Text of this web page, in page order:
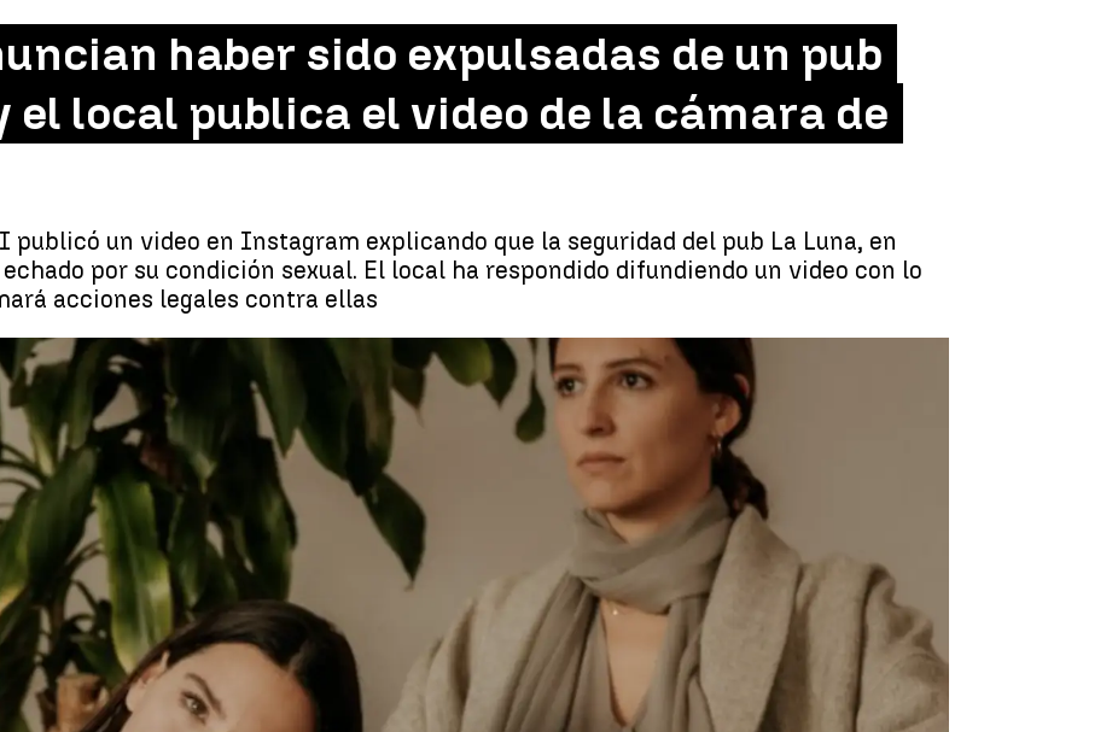
haber sido expulsadas de un pub
el local publica el video de la cámara de
publicó un video en Instagram explicando que la seguridad del pub La Luna, en
por su condición sexual. El local ha respondido difundiendo un video con lo
acciones legales contra ellas